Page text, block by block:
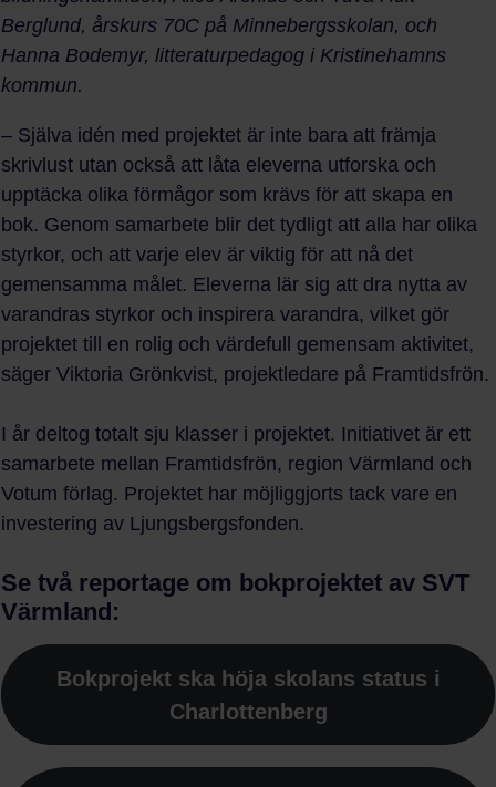
Berglund, årskurs 70C på Minnebergsskolan, och
Hanna Bodemyr, litteraturpedagog i Kristinehamns
kommun.
– Själva idén med projektet är inte bara att främja
skrivlust utan också att låta eleverna utforska och
upptäcka olika förmågor som krävs för att skapa en
bok. Genom samarbete blir det tydligt att alla har olika
styrkor, och att varje elev är viktig för att nå det
gemensamma målet. Eleverna lär sig att dra nytta av
varandras styrkor och inspirera varandra, vilket gör
projektet till en rolig och värdefull gemensam aktivitet,
säger Viktoria Grönkvist, projektledare på Framtidsfrön.
I år deltog totalt sju klasser i projektet. Initiativet är ett
samarbete mellan Framtidsfrön, region Värmland och
Votum förlag. Projektet har möjliggjorts tack vare en
investering av Ljungsbergsfonden.
Se två reportage om bokprojektet av SVT
Värmland:
Bokprojekt ska höja skolans status i
Charlottenberg